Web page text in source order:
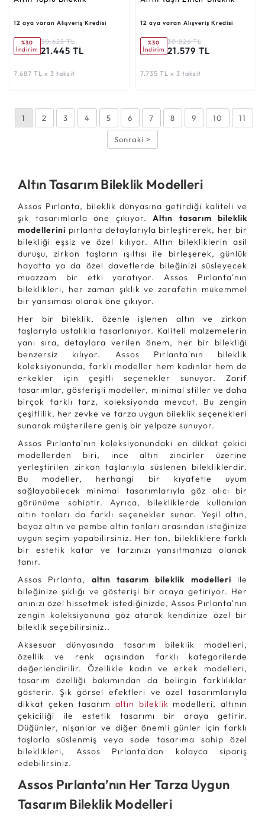
12 aya varan Alışveriş Kredisi
%30
İndirim
30.625 TL
21.445 TL
7.687 TL x 3 taksit
12 aya varan Alışveriş Kredisi
%30
İndirim
30.826 TL
21.579 TL
7.735 TL x 3 taksit
1 2 3 4 5 6 7 8 9 10 11
Sonraki >
Altın Tasarım Bileklik Modelleri
Assos Pırlanta, bileklik dünyasına getirdiği kaliteli ve
şık tasarımlarla öne çıkıyor. Altın tasarım bileklik
modellerini pırlanta detaylarıyla birleştirerek, her bir
bilekliği eşsiz ve özel kılıyor. Altın bilekliklerin asil
duruşu, zirkon taşların ışıltısı ile birleşerek, günlük
hayatta ya da özel davetlerde bileğinizi süsleyecek
muazzam bir etki yaratıyor. Assos Pırlanta'nın
bileklikleri, her zaman şıklık ve zarafetin mükemmel
bir yansıması olarak öne çıkıyor.
Her bir bileklik, özenle işlenen altın ve zirkon
taşlarıyla ustalıkla tasarlanıyor. Kaliteli malzemelerin
yanı sıra, detaylara verilen önem, her bir bilekliği
benzersiz kılıyor. Assos Pırlanta'nın bileklik
koleksiyonunda, farklı modeller hem kadınlar hem de
erkekler için çeşitli seçenekler sunuyor. Zarif
tasarımlar, gösterişli modeller, minimal stiller ve daha
birçok farklı tarz, koleksiyonda mevcut. Bu zengin
çeşitlilik, her zevke ve tarza uygun bileklik seçenekleri
sunarak müşterilere geniş bir yelpaze sunuyor.
Assos Pırlanta'nın koleksiyonundaki en dikkat çekici
modellerden biri, ince altın zincirler üzerine
yerleştirilen zirkon taşlarıyla süslenen bilekliklerdir.
Bu modeller, herhangi bir kıyafetle uyum
sağlayabilecek minimal tasarımlarıyla göz alıcı bir
görünüme sahiptir. Ayrıca, bilekliklerde kullanılan
altın tonları da farklı seçenekler sunar. Yeşil altın,
beyaz altın ve pembe altın tonları arasından isteğinize
uygun seçim yapabilirsiniz. Her ton, bilekliklere farklı
bir estetik katar ve tarzınızı yansıtmanıza olanak
tanır.
Assos Pırlanta, altın tasarım bileklik modelleri ile
bileğinize şıklığı ve gösterişi bir araya getiriyor. Her
anınızı özel hissetmek istediğinizde, Assos Pırlanta'nın
zengin koleksiyonuna göz atarak kendinize özel bir
bileklik seçebilirsiniz..
Aksesuar dünyasında tasarım bileklik modelleri,
özellik ve renk açısından farklı kategorilerde
değerlendirilir. Özellikle kadın ve erkek modelleri,
tasarım özelliği bakımından da belirgin farklılıklar
gösterir. Şık görsel efektleri ve özel tasarımlarıyla
dikkat çeken tasarım altın bileklik modelleri, altının
çekiciliği ile estetik tasarımı bir araya getirir.
Düğünler, nişanlar ve diğer önemli günler için farklı
taşlarla süslenmiş veya sade tasarıma sahip özel
bileklikleri, Assos Pırlanta'dan kolayca sipariş
edebilirsiniz.
Assos Pırlanta’nın Her Tarza Uygun
Tasarım Bileklik Modelleri